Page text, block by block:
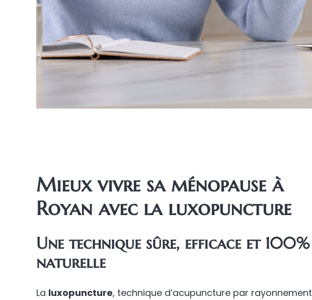
Mieux vivre sa ménopause à
Royan avec la luxopuncture
Une technique sûre, efficace et 100%
naturelle
La luxopuncture, technique d’acupuncture par rayonnement